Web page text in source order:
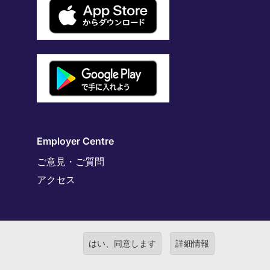
Employer Centre
ご意見・ご質問
アクセス
はい、同意します 詳細情報